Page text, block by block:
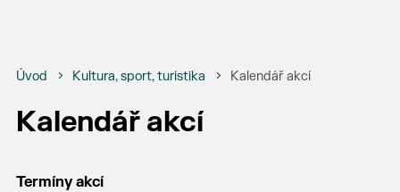
Úvod Kultura, sport, turistika Kalendář akcí
Kalendář akcí
Termíny akcí